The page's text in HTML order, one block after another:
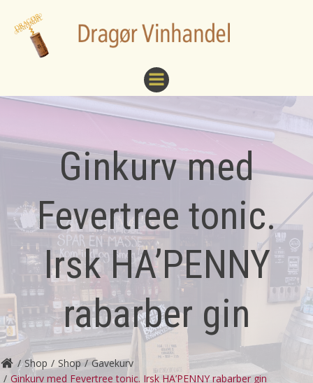
indhold
Ginkurv med
Fevertree tonic.
Irsk HA’PENNY
rabarber gin
Shop Shop
Gavekurv
Ginkurv med Fevertree tonic. Irsk HA’PENNY rabarber gin